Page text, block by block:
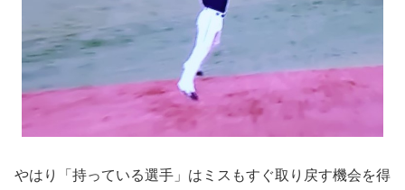
やはり「持っている選手」はミスもすぐ取り戻す機会を得